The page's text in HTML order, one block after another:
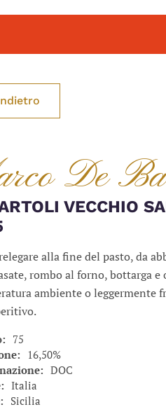
De
VECCHIO
alla fine del pasto, da
rombo al forno, bottarga e
ambiente o leggermente
75
16,50%
DOC
Italia
Sicilia